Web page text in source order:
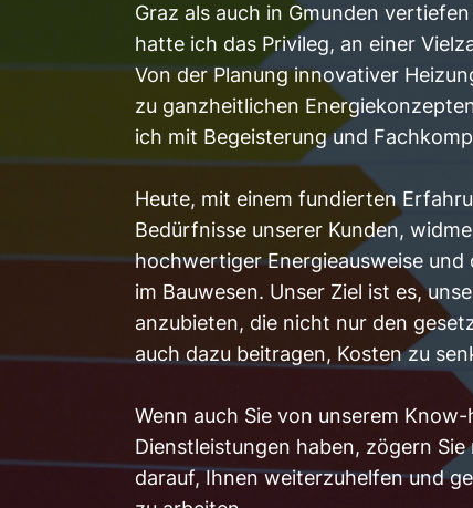
Graz als auch in Gmunden
hatte ich das Privileg, an einer
Von der Planung innovativer
zu ganzheitlichen
ich mit Begeisterung und
Heute, mit einem fundierten
Bedürfnisse unserer Kunden,
hochwertiger Energieausweise
im Bauwesen. Unser Ziel ist es,
anzubieten, die nicht nur den
auch dazu beitragen, Kosten zu
Wenn auch Sie von unserem
Dienstleistungen haben, zögern
darauf, Ihnen weiterzuhelfen und